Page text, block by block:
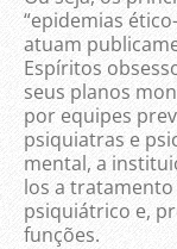
“epidemias
atuam
Espíritos
seus planos
por equipes
psiquiatras e
mental, a
los a
psiquiátrico e,
funções.